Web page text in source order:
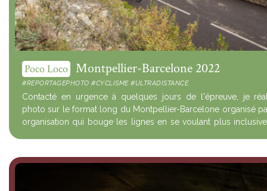
Poco Loco Montpellier-Barcelone 2022
#REPORTAGEPHOTO #CYCLISME #ULTRADISTANCE
Contacté en urgence à quelques jours de l'épreuve, je
photo sur le format long du Montpellier-Barcelone organisé